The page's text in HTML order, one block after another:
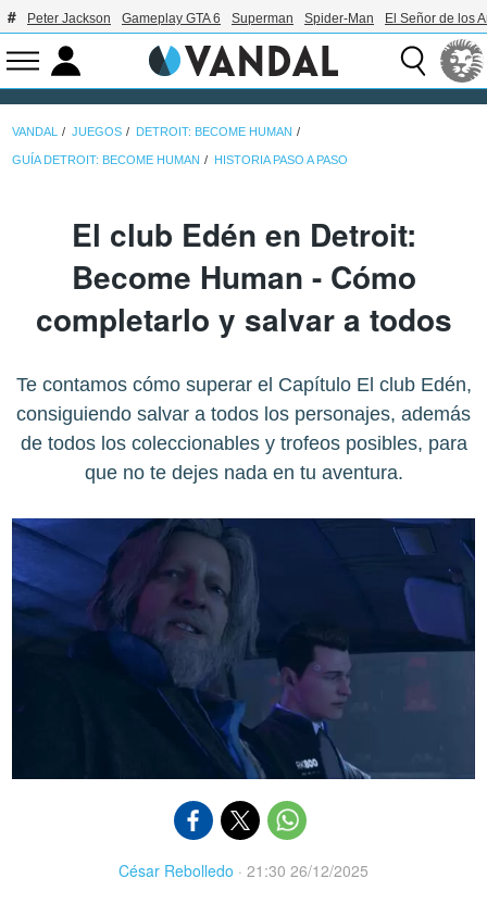
Peter Jackson Gameplay GTA 6 Superman Spider-Man El Señor de los
VANDAL JUEGOS DETROIT: BECOME HUMAN
GUÍA DETROIT: BECOME HUMAN HISTORIA PASO A PASO
El club Edén en Detroit:
Become Human - Cómo
completarlo y salvar a todos
Te contamos cómo superar el Capítulo El club Edén,
consiguiendo salvar a todos los personajes, además
de todos los coleccionables y trofeos posibles, para
que no te dejes nada en tu aventura.
César Rebolledo · 21:30 26/12/2025